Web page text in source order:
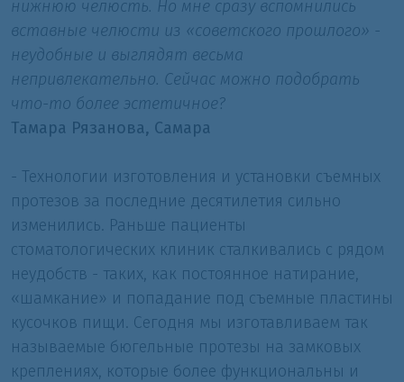
нижнюю челюсть. Но мне сразу вспомнились
вставные челюсти из «советского прошлого» -
неудобные и выглядят весьма
непривлекательно. Сейчас можно подобрать
что-то более эстетичное?
Тамара Рязанова, Самара
- Технологии изготовления и установки съемных
протезов за последние десятилетия сильно
изменились. Раньше пациенты
стоматологических клиник сталкивались с рядом
неудобств - таких, как постоянное натирание,
«шамкание» и попадание под съемные пластины
кусочков пищи. Сегодня мы изготавливаем так
называемые бюгельные протезы на замковых
креплениях, которые более функциональны и